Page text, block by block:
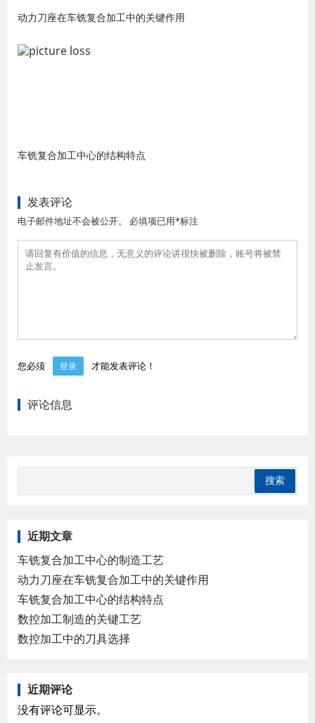
动力刀座在车铣复合加工中的关键作用
车铣复合加工中心的结构特点
发表评论
电子邮件地址不会被公开。 必填项已用*标注
您必须 登录 才能发表评论！
评论信息
近期文章
车铣复合加工中心的制造工艺
动力刀座在车铣复合加工中的关键作用
车铣复合加工中心的结构特点
数控加工制造的关键工艺
数控加工中的刀具选择
近期评论
没有评论可显示。